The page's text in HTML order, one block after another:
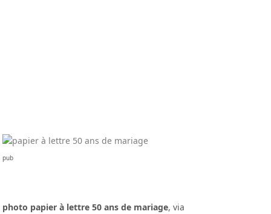
pub
photo papier à lettre 50 ans de mariage, via